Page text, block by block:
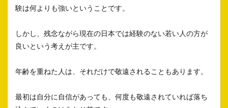
験は何よりも強いということです。
しかし、残念ながら現在の日本では経験のない若い人の方が
良いという考えが主です。
年齢を重ねた人は、それだけで敬遠されることもあります。
最初は自分に自信があっても、何度も敬遠されていれば落ち